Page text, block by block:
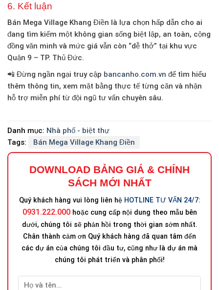
6. Kết luận
Bán Mega Village Khang Điền là lựa chọn hấp dẫn cho ai
đang tìm kiếm một không gian sống biệt lập, an toàn, cộng
đồng văn minh và mức giá vẫn còn “dễ thở” tại khu vực
Quận 9 – TP. Thủ Đức.
📲 Đừng ngần ngại truy cập bancanho.com.vn để tìm hiểu
thêm thông tin, xem mặt bằng thực tế từng căn và nhận
hỗ trợ miễn phí từ đội ngũ tư vấn chuyên sâu.
Danh mục: Nhà phố - biệt thự
Tags:
Bán Mega Village Khang Điền
DOWNLOAD BẢNG GIÁ & CHÍNH
SÁCH MỚI NHẤT
Quý khách hàng vui lòng liên hệ HOTLINE TƯ VẤN 24/7:
0931.222.000hoặc cung cấp nội dung theo mẫu bên
dưới, chúng tôi sẽ phản hồi trong thời gian sớm nhất.
Chân thành cảm ơn Quý khách hàng đã quan tâm đến
các dự án của chúng tôi đầu tư, cũng như là dự án mà
chúng tôi phát triển và phân phối!